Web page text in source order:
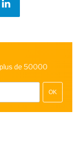
de 50000
OK